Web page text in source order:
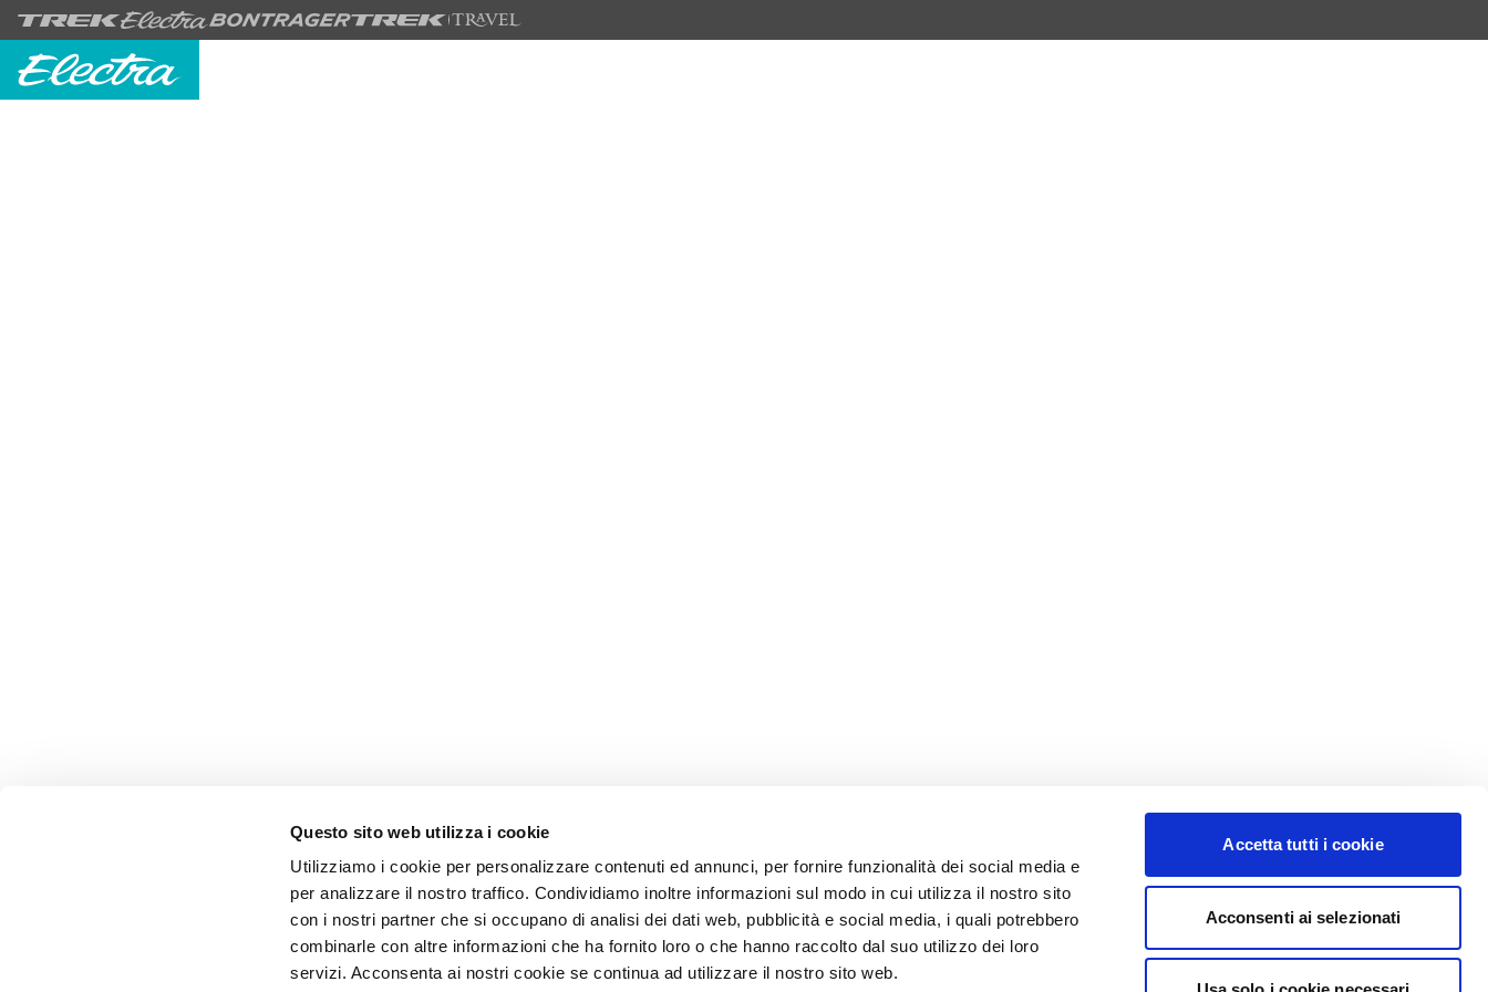
Questo sito web utilizza i cookie
Utilizziamo i cookie per personalizzare contenuti ed annunci, per fornire funzionalità dei social media e
per analizzare il nostro traffico. Condividiamo inoltre informazioni sul modo in cui utilizza il nostro sito
con i nostri partner che si occupano di analisi dei dati web, pubblicità e social media, i quali potrebbero
combinarle con altre informazioni che ha fornito loro o che hanno raccolto dal suo utilizzo dei loro
servizi. Acconsenta ai nostri cookie se continua ad utilizzare il nostro sito web.
Accetta tutti i cookie
Acconsenti ai selezionati